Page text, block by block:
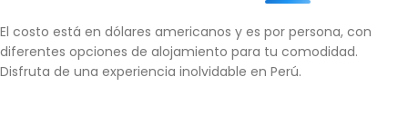
El costo está en dólares americanos y es por persona, con
diferentes opciones de alojamiento para tu comodidad.
Disfruta de una experiencia inolvidable en Perú.